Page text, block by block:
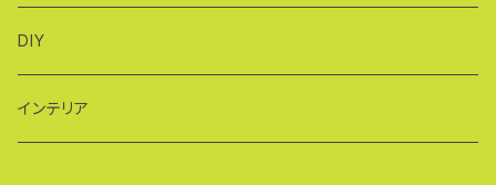
DIY
インテリア